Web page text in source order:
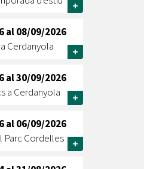
i Tràmits
+
al08/09/2026
Cerdanyola
+
al30/09/2026
a Cerdanyola
+
al06/09/2026
Parc Cordelles
+